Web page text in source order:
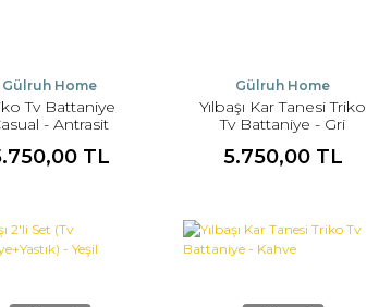
Gülruh Home
Tv Battaniye
- Antrasit
TL
Gülruh Home
Yılbaşı Kar Tanesi Triko
Tv Battaniye - Gri
5.750,00 TL